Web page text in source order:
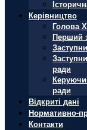
Керівництво
Голова
Перший
ради
ради
Відкриті дані
Нормативно-
Контакти